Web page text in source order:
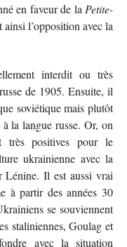
en faveur de la Petite-
ainsi l’opposition avec la
interdit ou très
de 1905. Ensuite, il
soviétique mais plutôt
la langue russe. Or, on
très positives pour le
ukrainienne avec la
Lénine. Il est aussi vrai
à partir des années 30
se souviennent
staliniennes, Goulag et
avec la situation